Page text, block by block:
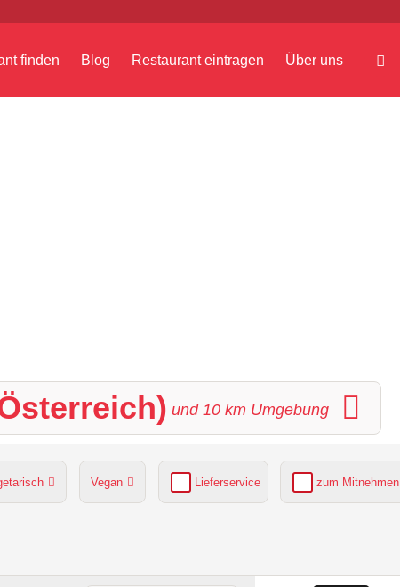
finden Blog Restaurant eintragen Über uns
und 10 km Umgebung
Vegan Lieferservice zum Mitnehmen